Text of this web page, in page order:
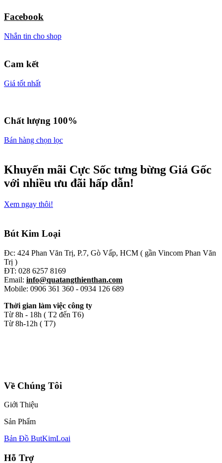
Facebook
Nhắn tin cho shop
Cam kết
Giá tốt nhất
Chất lượng 100%
Bán hàng chọn lọc
Khuyến mãi Cực Sốc tưng bừng Giá Gốc
với nhiều ưu đãi hấp dẫn!
Xem ngay thôi!
Bút Kim Loại
Đc: 424 Phan Văn Trị, P.7, Gò Vấp, HCM ( gần Vincom Phan Văn
Trị )
ĐT: 028 6257 8169
Email: info@quatangthienthan.com
Mobile: 0906 361 360 - 0934 126 689
Thời gian làm việc công ty
Từ 8h - 18h ( T2 đến T6)
Từ 8h-12h ( T7)
Về Chúng Tôi
Giới Thiệu
Sản Phẩm
Bản Đồ ButKimLoai
Hỗ Trợ